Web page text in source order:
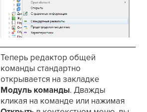
Теперь редактор общей
команды стандартно
открывается на закладке
Модуль команды. Дважды
кликая на команде или нажимая